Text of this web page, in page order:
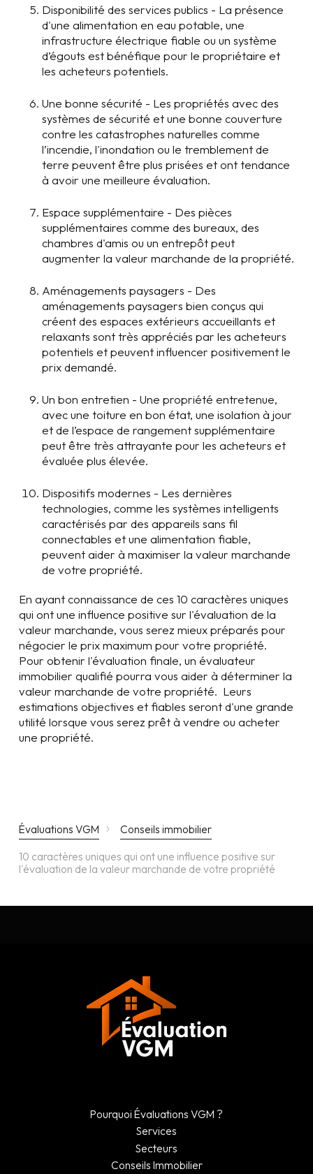
Disponibilité des services publics - La présence
d'une alimentation en eau potable, une
infrastructure électrique fiable ou un système
d’égouts est bénéfique pour le propriétaire et
les acheteurs potentiels.
Une bonne sécurité - Les propriétés avec des
systèmes de sécurité et une bonne couverture
contre les catastrophes naturelles comme
l’incendie, l'inondation ou le tremblement de
terre peuvent être plus prisées et ont tendance
à avoir une meilleure évaluation.
Espace supplémentaire - Des pièces
supplémentaires comme des bureaux, des
chambres d'amis ou un entrepôt peut
augmenter la valeur marchande de la propriété.
Aménagements paysagers - Des
aménagements paysagers bien conçus qui
créent des espaces extérieurs accueillants et
relaxants sont très appréciés par les acheteurs
potentiels et peuvent influencer positivement le
prix demandé.
Un bon entretien - Une propriété entretenue,
avec une toiture en bon état, une isolation à jour
et de l’espace de rangement supplémentaire
peut être très attrayante pour les acheteurs et
évaluée plus élevée.
Dispositifs modernes - Les dernières
technologies, comme les systèmes intelligents
caractérisés par des appareils sans fil
connectables et une alimentation fiable,
peuvent aider à maximiser la valeur marchande
de votre propriété.
En ayant connaissance de ces 10 caractères uniques
qui ont une influence positive sur l'évaluation de la
valeur marchande, vous serez mieux préparés pour
négocier le prix maximum pour votre propriété.
Pour obtenir l'évaluation finale, un évaluateur
immobilier qualifié pourra vous aider à déterminer la
valeur marchande de votre propriété. Leurs
estimations objectives et fiables seront d'une grande
utilité lorsque vous serez prêt à vendre ou acheter
une propriété.
Évaluations VGM ›
Conseils immobilier
10 caractères uniques qui ont une influence positive sur
l'évaluation de la valeur marchande de votre propriété
Pourquoi Évaluations VGM ?
Services
Secteurs
Conseils Immobilier